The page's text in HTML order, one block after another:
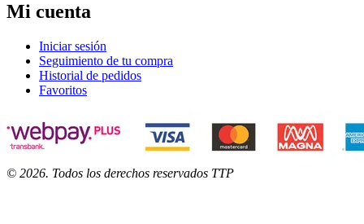
Mi cuenta
Iniciar sesión
Seguimiento de tu compra
Historial de pedidos
Favoritos
© 2026. Todos los derechos reservados TTP